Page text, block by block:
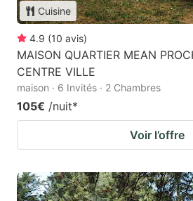
Cuisine
4.9 (10 avis)
MAISON QUARTIER MEAN
CENTRE VILLE
maison · 6 Invités · 2 Chambres
105€ /nuit*
Voir l’offre